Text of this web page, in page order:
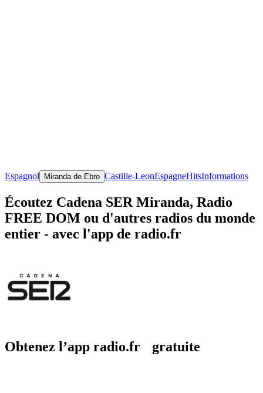
Espagnol Miranda de Ebro Castille-LeonEspagneHitsInformations
Écoutez Cadena SER Miranda, Radio
FREE DOM ou d'autres radios du monde
entier - avec l'app de radio.fr
Obtenez l’app radio.fr gratuite